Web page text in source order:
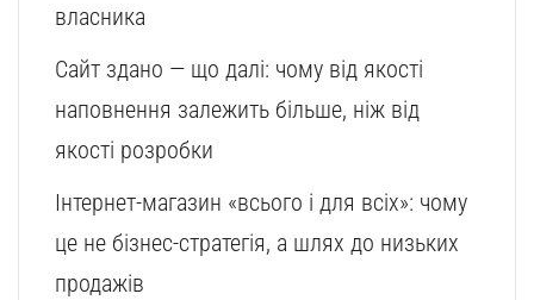
власника
Сайт здано — що далі: чому від якості
наповнення залежить більше, ніж від
якості розробки
Інтернет-магазин «всього і для всіх»: чому
це не бізнес-стратегія, а шлях до низьких
продажів